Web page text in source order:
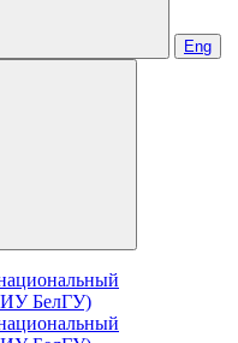
Eng